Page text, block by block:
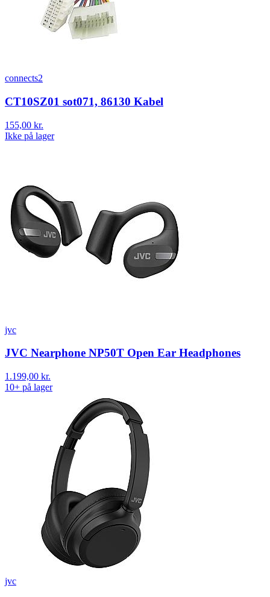
connects2
CT10SZ01 sot071, 86130 Kabel
155,00 kr.
Ikke på lager
jvc
JVC Nearphone NP50T Open Ear Headphones
1.199,00 kr.
10+ på lager
jvc